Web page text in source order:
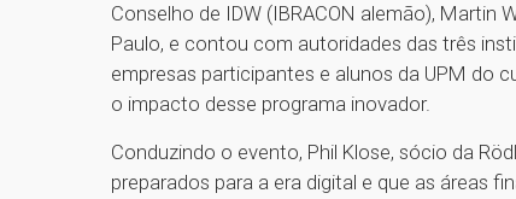
Conselho de IDW (IBRACON alemão), Martin
Paulo, e contou com autoridades das três
empresas participantes e alunos da UPM do
o impacto desse programa inovador.
Conduzindo o evento, Phil Klose, sócio da
preparados para a era digital e que as áreas